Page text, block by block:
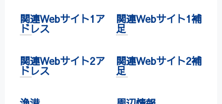
関連Webサイト1ア
ドレス
関連Webサイト1補
足
関連Webサイト2ア
ドレス
関連Webサイト2補
足